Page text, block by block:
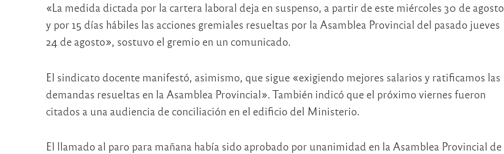
«La medida dictada por la cartera laboral deja en suspenso, a partir de este miércoles 30 de agosto
y por 15 días hábiles las acciones gremiales resueltas por la Asamblea Provincial del pasado jueves
24 de agosto», sostuvo el gremio en un comunicado.
El sindicato docente manifestó, asimismo, que sigue «exigiendo mejores salarios y ratificamos las
demandas resueltas en la Asamblea Provincial». También indicó que el próximo viernes fueron
citados a una audiencia de conciliación en el edificio del Ministerio.
El llamado al paro para mañana había sido aprobado por unanimidad en la Asamblea Provincial de